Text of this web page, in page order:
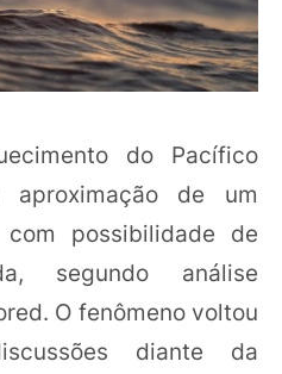
do Pacífico
de um
possibilidade de
segundo análise
O fenômeno voltou
diante da